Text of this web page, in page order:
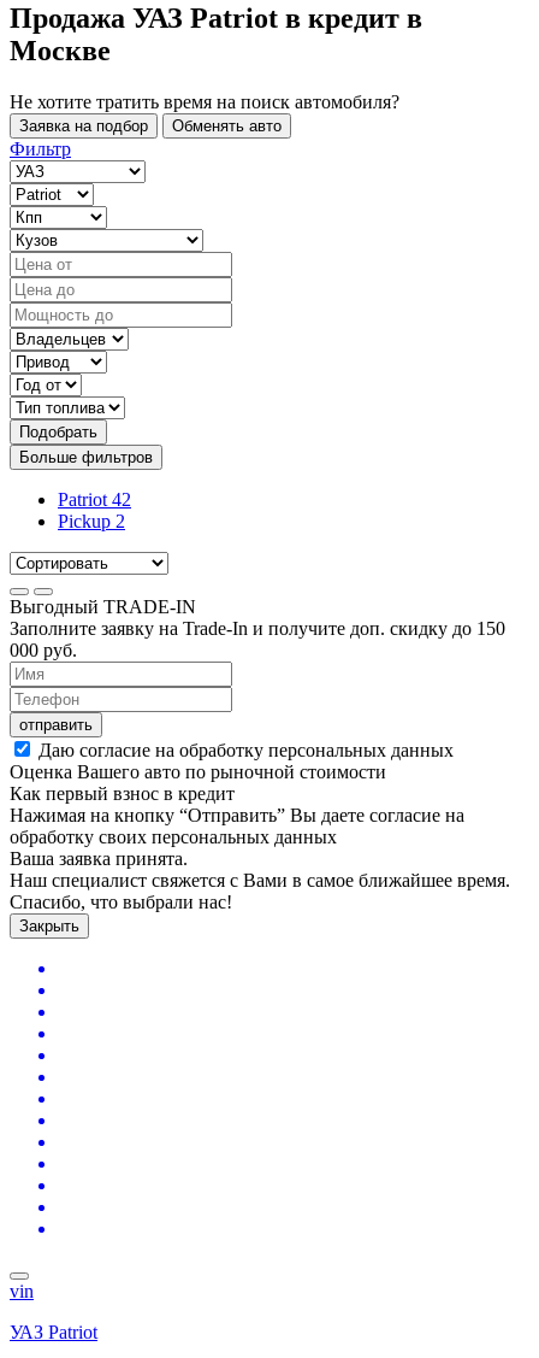
Продажа УАЗ Patriot в кредит в
Москве
Не хотите тратить время на поиск автомобиля?
Заявка на подбор Обменять авто
Фильтр
Подобрать
Больше фильтров
Patriot 42
Pickup 2
Выгодный TRADE-IN
Заполните заявку на Trade-In и получите доп. скидку до 150
000 руб.
отправить
Даю согласие на обработку персональных данных
Оценка Вашего авто по рыночной стоимости
Как первый взнос в кредит
Нажимая на кнопку “Отправить” Вы даете согласие на
обработку своих персональных данных
Ваша заявка принята.
Наш специалист свяжется с Вами в самое ближайшее время.
Спасибо, что выбрали нас!
Закрыть
vin
УАЗ Patriot